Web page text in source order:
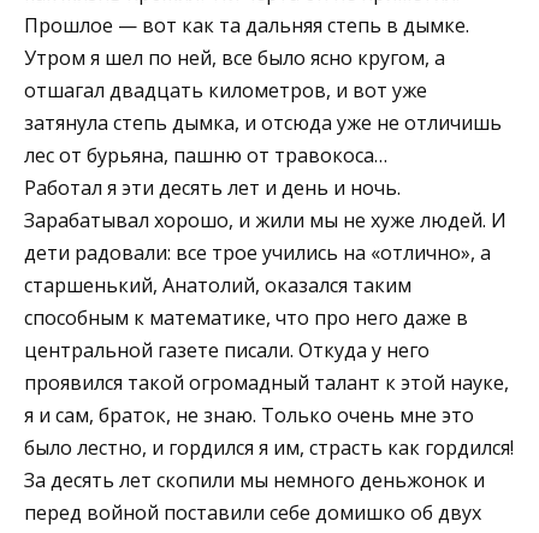
Прошлое — вот как та дальняя степь в дымке.
Утром я шел по ней, все было ясно кругом, а
отшагал двадцать километров, и вот уже
затянула степь дымка, и отсюда уже не отличишь
лес от бурьяна, пашню от травокоса…
Работал я эти десять лет и день и ночь.
Зарабатывал хорошо, и жили мы не хуже людей. И
дети радовали: все трое учились на «отлично», а
старшенький, Анатолий, оказался таким
способным к математике, что про него даже в
центральной газете писали. Откуда у него
проявился такой огромадный талант к этой науке,
я и сам, браток, не знаю. Только очень мне это
было лестно, и гордился я им, страсть как гордился!
За десять лет скопили мы немного деньжонок и
перед войной поставили себе домишко об двух